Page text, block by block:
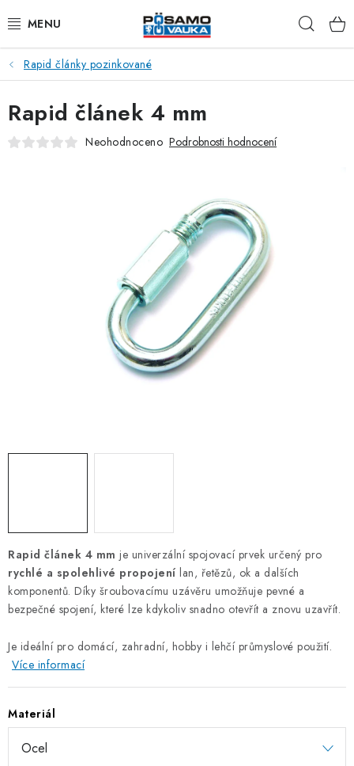
na
ŘETĚZY
LANA Z OCELI A NEREZI
PŘÍSLUŠENSTVÍ K LANŮM
TŘMENY A ZÁVĚSNÁ OKA
OTOČNÁ OKA A OBRTLÍKY
NOUZOVÉ ČLÁNKY
ZÁVLAČKY
KURTY A POPRUHY
TEXTILNÍ LANA
ZÁVĚSNÉ ŘETĚZY PRO KVĚTINÁČE
Rapid články pozinkované
Rapid článek 4 mm je univerzální spojovací prvek určený pro
rychlé a spolehlivé propojení lan, řetězů, ok a dalších
komponentů. Díky šroubovacímu uzávěru umožňuje pevné a
bezpečné spojení, které lze kdykoliv snadno otevřít a znovu uzavřít.
Je ideální pro domácí, zahradní, hobby i lehčí průmyslové použití.
Více informací
Materiál
Rapid článek 4 mm
Neohodnoceno Podrobnosti hodnocení